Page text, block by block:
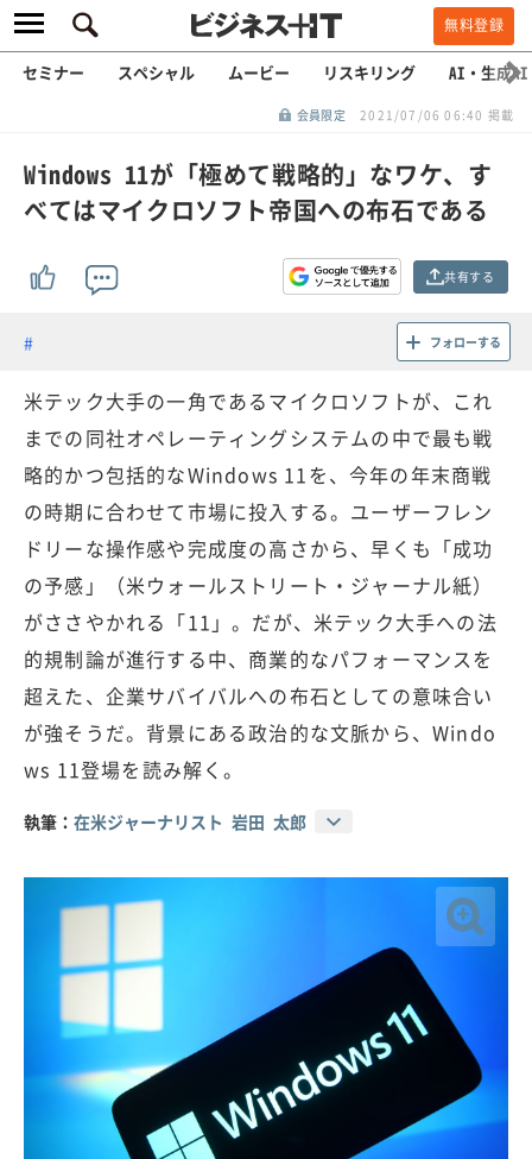
無料登録
セミナー スペシャル ムービー リスキリング AI・生成AI
会員限定 2021/07/06 06:40 掲載
Windows 11が「極めて戦略的」なワケ、す
べてはマイクロソフト帝国への布石である
共有する
フォローする
米テック大手の一角であるマイクロソフトが、これ
までの同社オペレーティングシステムの中で最も戦
略的かつ包括的なWindows 11を、今年の年末商戦
の時期に合わせて市場に投入する。ユーザーフレン
ドリーな操作感や完成度の高さから、早くも「成功
の予感」（米ウォールストリート・ジャーナル紙）
がささやかれる「11」。だが、米テック大手への法
的規制論が進行する中、商業的なパフォーマンスを
超えた、企業サバイバルへの布石としての意味合い
が強そうだ。背景にある政治的な文脈から、Windo
ws 11登場を読み解く。
執筆： 在米ジャーナリスト 岩田 太郎